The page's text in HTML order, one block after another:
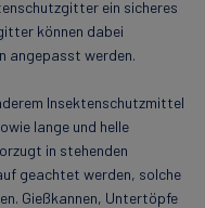
ein sicheres
können dabei
angepasst werden.
Insektenschutzmittel
lange und helle
in stehenden
geachtet werden, solche
Gießkannen, Untertöpfe